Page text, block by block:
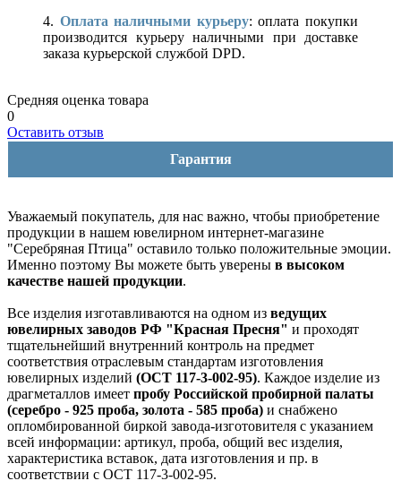
4. Оплата наличными курьеру: оплата покупки
производится курьеру наличными при доставке
заказа курьерской службой DPD.
Средняя оценка товара
0
Оставить отзыв
Гарантия
Уважаемый покупатель, для нас важно, чтобы приобретение
продукции в нашем ювелирном интернет-магазине
"Серебряная Птица" оставило только положительные эмоции.
Именно поэтому Вы можете быть уверены в высоком
качестве нашей продукции.
Все изделия изготавливаются на одном из ведущих
ювелирных заводов РФ "Красная Пресня" и проходят
тщательнейший внутренний контроль на предмет
соответствия отраслевым стандартам изготовления
ювелирных изделий (ОСТ 117-3-002-95). Каждое изделие из
драгметаллов имеет пробу Российской пробирной палаты
(серебро - 925 проба, золота - 585 проба) и снабжено
опломбированной биркой завода-изготовителя с указанием
всей информации: артикул, проба, общий вес изделия,
характеристика вставок, дата изготовления и пр. в
соответствии с ОСТ 117-3-002-95.